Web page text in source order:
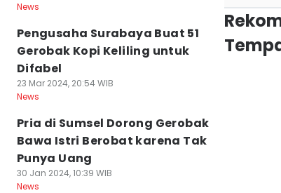
News
Pengusaha Surabaya Buat 51
Gerobak Kopi Keliling untuk
Difabel
23 Mar 2024, 20:54 WIB
News
Pria di Sumsel Dorong Gerobak
Bawa Istri Berobat karena Tak
Punya Uang
30 Jan 2024, 10:39 WIB
News